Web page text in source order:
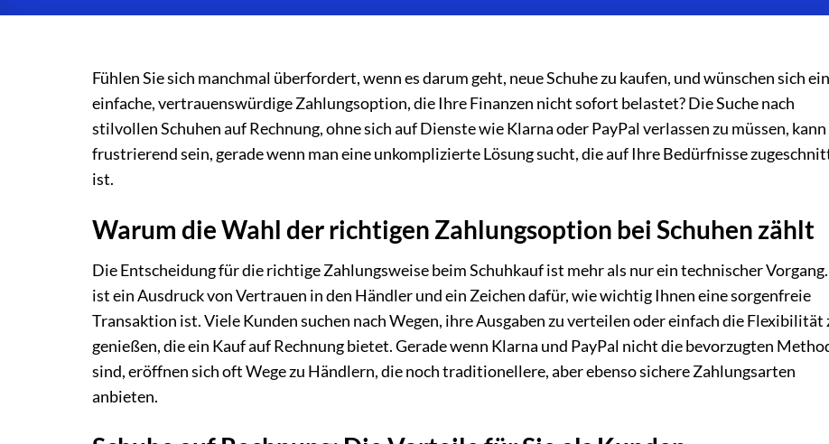
Fühlen Sie sich manchmal überfordert, wenn es darum geht, neue Schuhe zu kaufen, und wünschen sich
einfache, vertrauenswürdige Zahlungsoption, die Ihre Finanzen nicht sofort belastet? Die Suche nach
stilvollen Schuhen auf Rechnung, ohne sich auf Dienste wie Klarna oder PayPal verlassen zu müssen, kann
frustrierend sein, gerade wenn man eine unkomplizierte Lösung sucht, die auf Ihre Bedürfnisse
ist.
Warum die Wahl der richtigen Zahlungsoption bei Schuhen zählt
Die Entscheidung für die richtige Zahlungsweise beim Schuhkauf ist mehr als nur ein technischer Vorgang.
ist ein Ausdruck von Vertrauen in den Händler und ein Zeichen dafür, wie wichtig Ihnen eine sorgenfreie
Transaktion ist. Viele Kunden suchen nach Wegen, ihre Ausgaben zu verteilen oder einfach die Flexibilität
genießen, die ein Kauf auf Rechnung bietet. Gerade wenn Klarna und PayPal nicht die bevorzugten
sind, eröffnen sich oft Wege zu Händlern, die noch traditionellere, aber ebenso sichere Zahlungsarten
anbieten.